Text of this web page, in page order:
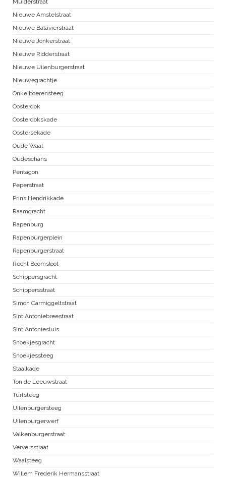
Nieuwe Amstelstraat
Nieuwe Batavierstraat
Nieuwe Jonkerstraat
Nieuwe Ridderstraat
Nieuwe Uilenburgerstraat
Nieuwegrachtje
Onkelboerensteeg
Oosterdok
Oosterdokskade
Oostersekade
Oude Waal
Oudeschans
Pentagon
Peperstraat
Prins Hendrikkade
Raamgracht
Rapenburg
Rapenburgerplein
Rapenburgerstraat
Recht Boomsloot
Schippersgracht
Schippersstraat
Simon Carmiggeltstraat
Sint Antoniebreestraat
Sint Antoniesluis
Snoekjesgracht
Snoekjessteeg
Staalkade
Ton de Leeuwstraat
Turfsteeg
Uilenburgersteeg
Uilenburgerwerf
Valkenburgerstraat
Verversstraat
Waalsteeg
Willem Frederik Hermansstraat